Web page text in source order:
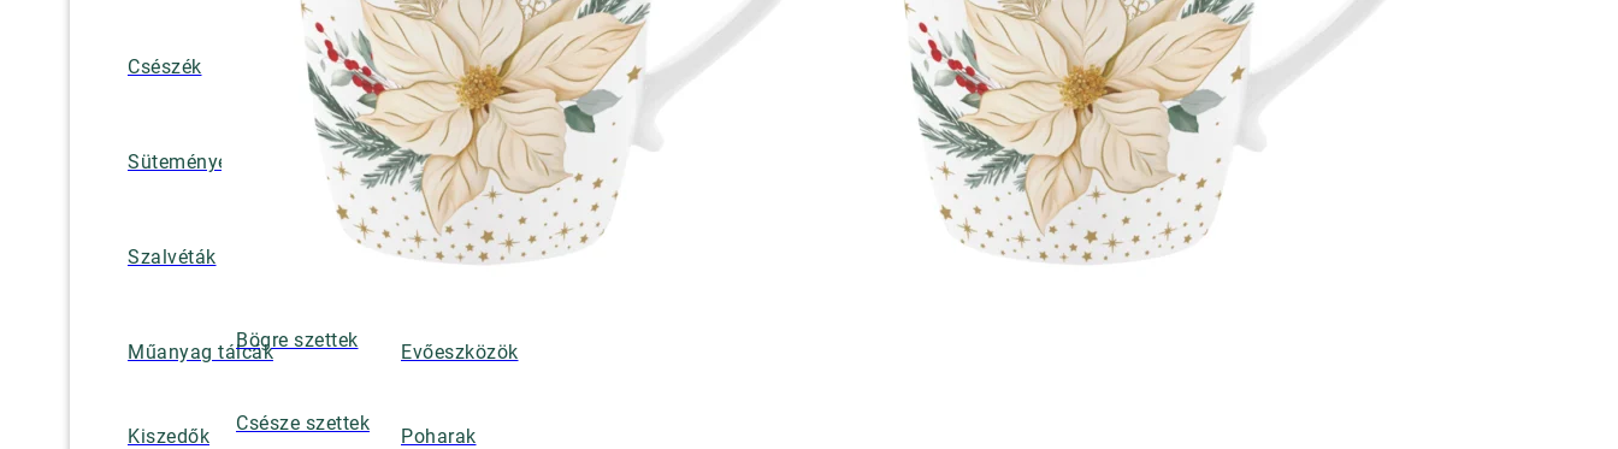
Csészék
Teáskannák, kancsók,
tejkiöntők, cukortartók
Süteményes és tortatálak Pohár / tányéralátétek
Szalvéták
Szalvétatartók, só- és
borsszórók
Műanyag tálcák Evőeszközök
Kiszedők Poharak
Bögre szettek
Csésze szettek